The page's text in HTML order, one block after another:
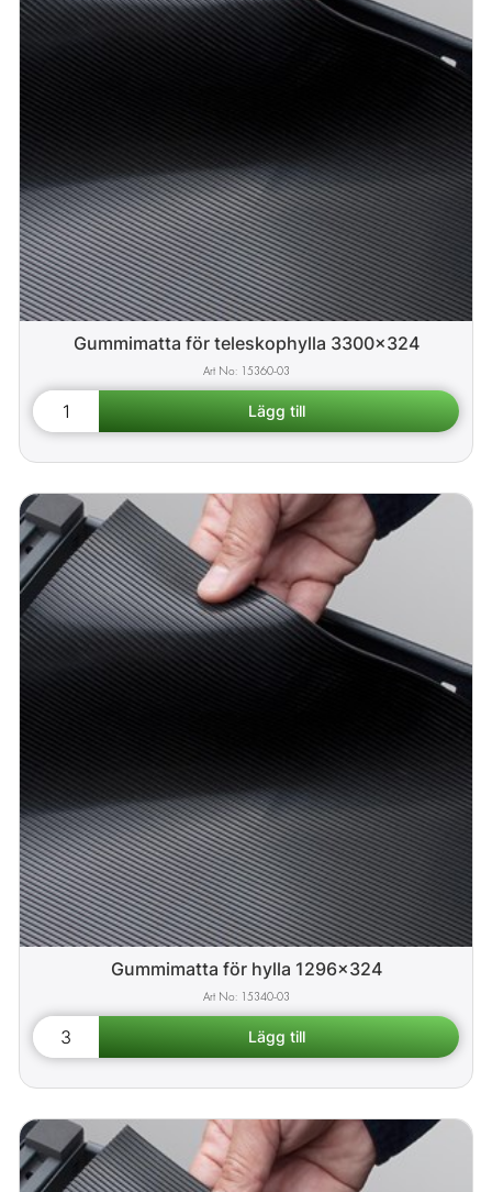
Gummimatta för teleskophylla 3300x324
15360-03
Gummimatta för hylla 1296x324
15340-03